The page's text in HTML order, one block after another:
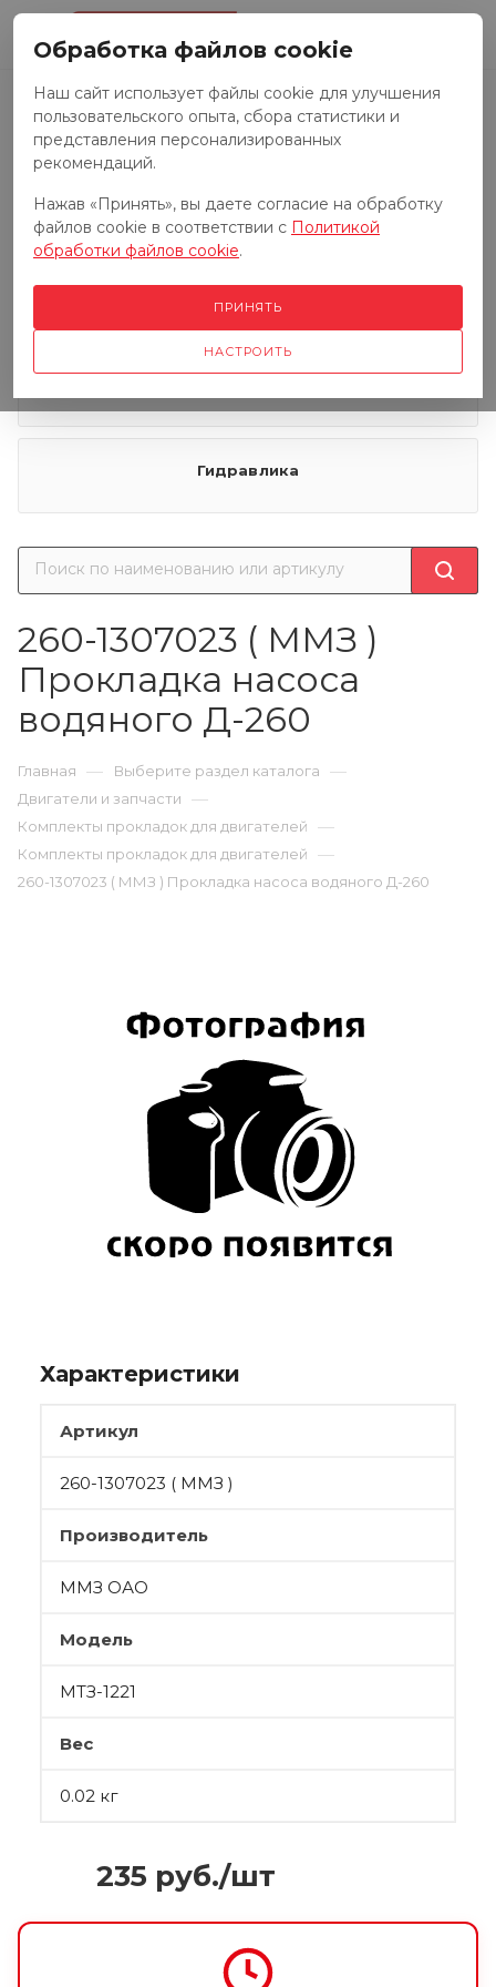
Запчасти к тракторам
Запчасти к грузовым автомобилям
Гидравлика
260-1307023 ( ММЗ )
Прокладка насоса
водяного Д-260
Главная — Выберите раздел каталога —
Двигатели и запчасти —
Комплекты прокладок для двигателей —
Комплекты прокладок для двигателей —
260-1307023 ( ММЗ ) Прокладка насоса водяного Д-260
Характеристики
Артикул
260-1307023 ( ММЗ )
Производитель
ММЗ ОАО
Модель
МТЗ-1221
Вес
0.02 кг
235 руб./шт
Обработка файлов cookie
Наш сайт использует файлы cookie для улучшения
пользовательского опыта, сбора статистики и
представления персонализированных
рекомендаций.
Нажав «Принять», вы даете согласие на обработку
файлов cookie в соответствии с Политикой
обработки файлов cookie.
НАСТРОИТЬ
ПРИНЯТЬ